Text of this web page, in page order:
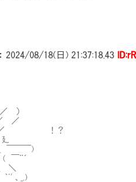
： 2024/08/18(日) 21:37:18.43
）
／ ！？
￣)
_.)